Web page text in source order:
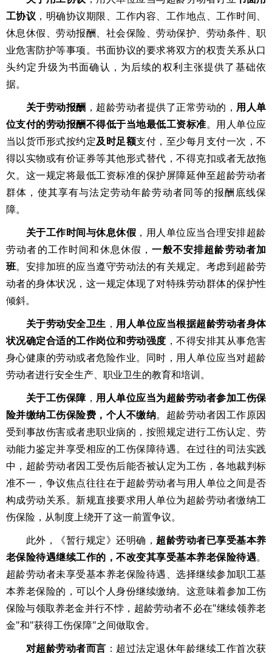
工协议 ，明确协议期限、工作内容、工作地点、工作时间、
休息休假、劳动报酬、社会保险、劳动保护、劳动条件、职
业危害防护等事项。书面协议的要求将双方的权责关系从口
头约定升级为书面确认，为后续的权利主张提供了基础依
据。
关于劳动报酬 ，超龄劳动者提供了正常劳动的， 用人单
位支付的劳动报酬不得低于当地最低工资标准。用人单位应
当以货币形式按约定及时足额支付，至少每月支付一次，不
得以实物或有价证券等其他形式替代，不得克扣或者无故拖
欠。这一规定将最低工资标准的保护屏障延伸至超龄劳动者
群体，使其享有与法定劳动年龄劳动者同等的报酬底线保
障。
关于工作时间与休息休假 ，用人单位应当合理安排超龄
劳动者的工作时间和休息休假，一般不安排超龄劳动者加
班。安排加班的应当遵守劳动法的有关规定。考虑到超龄劳
动者的身体状况，这一规定体现了对特殊劳动群体的保护性
倾斜。
关于劳动安全卫生 ， 用人单位应当根据超龄劳动者身体
状况确定合适的工作岗位和劳动强度 ，不得安排其从事危害
身心健康的劳动或者危险作业。同时，用人单位应当对超龄
劳动者进行安全生产、职业卫生的教育和培训。
关于工伤保障， 用人单位应当为超龄劳动者参加工伤保
险并缴纳工伤保险费，个人不缴纳。超龄劳动者因工作原因
受到事故伤害或者患职业病的，按照规定进行工伤认定、劳
动能力鉴定并享受相应的工伤保障待遇。在过往的司法实践
中，超龄劳动者因工受伤后能否被认定为工伤，各地裁判标
准不一，争议焦点往往在于超龄劳动者与用人单位之间是否
构成劳动关系。新规直接要求用人单位为超龄劳动者缴纳工
伤保险，从制度上绕开了这一前置争议。
此外，《暂行规定》还明确， 超龄劳动者已享受基本养
老保险待遇继续工作的，不改变其享受基本养老保险待遇。
超龄劳动者未享受基本养老保险待遇、选择继续参加职工基
本养老保险的，可以个人身份继续缴纳。这意味着参加工伤
保险与领取养老金并行不悖，超龄劳动者不必在"继续领养老
金"和"获得工伤保障"之间做取舍。
对超龄劳动者而言 ：超过法定退休年龄继续工作首次获